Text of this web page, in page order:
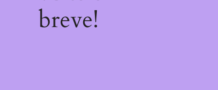
breve!